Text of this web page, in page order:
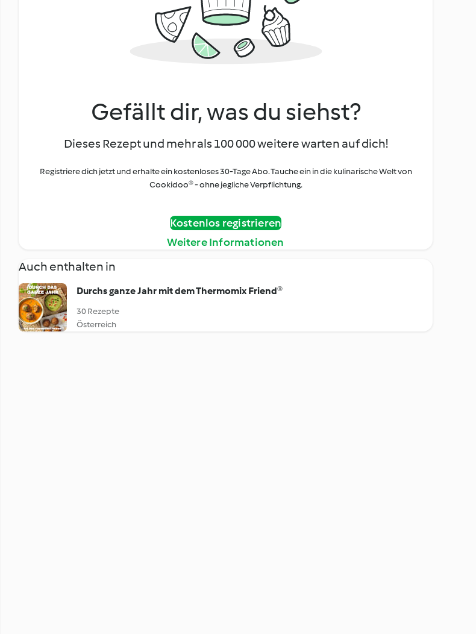
Gefällt dir, was du siehst?
Dieses Rezept und mehr als 100 000 weitere warten auf dich!
Registriere dich jetzt und erhalte ein kostenloses 30-Tage Abo. Tauche ein in die kulinarische Welt von
Cookidoo® - ohne jegliche Verpflichtung.
Kostenlos registrieren
Weitere Informationen
Auch enthalten in
Durchs ganze Jahr mit dem Thermomix Friend®
30 Rezepte
Österreich